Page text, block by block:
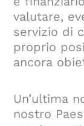
valutare,
servizio di
proprio
ancora
Un’ultima
nostro